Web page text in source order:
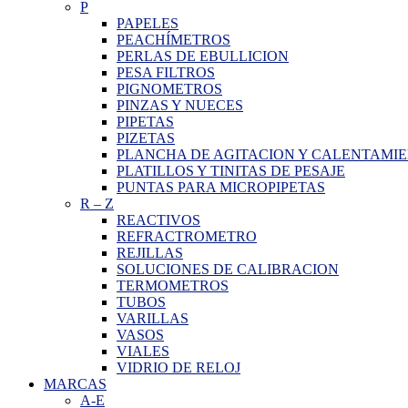
P
PAPELES
PEACHÍMETROS
PERLAS DE EBULLICION
PESA FILTROS
PIGNOMETROS
PINZAS Y NUECES
PIPETAS
PIZETAS
PLANCHA DE AGITACION Y
PLATILLOS Y TINITAS DE PESAJE
PUNTAS PARA MICROPIPETAS
R – Z
REACTIVOS
REFRACTROMETRO
REJILLAS
SOLUCIONES DE CALIBRACION
TERMOMETROS
TUBOS
VARILLAS
VASOS
VIALES
VIDRIO DE RELOJ
MARCAS
A-E